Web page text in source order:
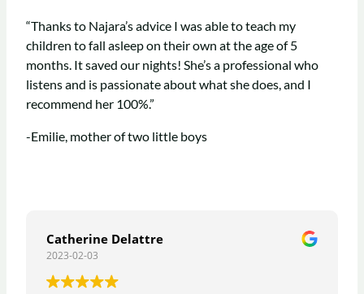
“Thanks to Najara’s advice I was able to teach my
children to fall asleep on their own at the age of 5
months. It saved our nights! She’s a professional who
listens and is passionate about what she does, and I
recommend her 100%.”
-Emilie, mother of two little boys
Catherine Delattre
2023-02-03